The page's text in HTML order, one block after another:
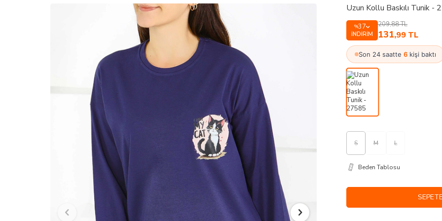
Uzun Kollu Baskılı Tunik -
%37
İNDIRIM
209,88TL
131,99 TL
Son 24 saatte 6 kişi baktı
S M L
Beden Tablosu